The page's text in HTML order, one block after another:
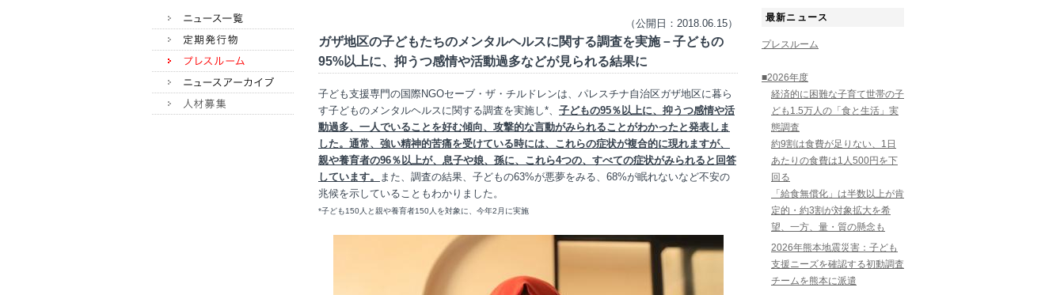
（公開日：2018.06.15）
ガザ地区の子どもたちのメンタルヘルスに関する調査を実施－子どもの
95%以上に、抑うつ感情や活動過多などが見られる結果に
子ども支援専門の国際NGOセーブ・ザ・チルドレンは、パレスチナ自治区ガザ地区に暮ら
す子どものメンタルヘルスに関する調査を実施し*、 子どもの95％以上に、抑うつ感情や活
動過多、一人でいることを好む傾向、攻撃的な言動がみられることがわかったと発表しま
した。通常、強い精神的苦痛を受けている時には、これらの症状が複合的に現れますが、
親や養育者の96％以上が、息子や娘、孫に、これら4つの、すべての症状がみられると回答
しています。
また、調査の結果、子どもの63%が悪夢をみる、68%が眠れないなど不安の
兆候を示していることもわかりました。
*子ども150人と親や養育者150人を対象に、今年2月に実施
最新ニュース
プレスルーム
■2026年度
経済的に困難な子育て世帯の子
ども1.5万人の「食と生活」実
態調査
約9割は食費が足りない、1日
あたりの食費は1人500円を下
回る
「給食無償化」は半数以上が肯
定的・約3割が対象拡大を希
望、一方、量・質の懸念も
2026年熊本地震災害：子ども
支援ニーズを確認する初動調査
チームを熊本に派遣